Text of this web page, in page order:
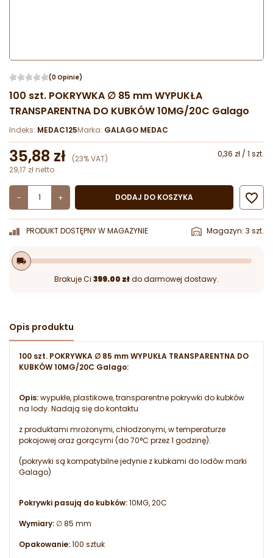
(0 Opinie)
100 szt. POKRYWKA ∅ 85 mm WYPUKŁA
TRANSPARENTNA DO KUBKÓW 10MG/20C Galago
Indeks: MEDAC125Marka: GALAGO MEDAC
35,88 zł (23% VAT)
0,36 zł / 1 szt.
29,17 zł netto
- + DODAJ DO KOSZYKA 
PRODUKT DOSTĘPNY W MAGAZYNIE Magazyn: 3 szt.
local_shipping
Brakuje Ci 399.00 złdo darmowej dostawy.
Opis produktu
100 szt. POKRYWKA ∅ 85 mm WYPUKŁA TRANSPARENTNA DO
KUBKÓW 10MG/20C Galago:
Opis:wypukłe, plastikowe, transparentne pokrywki do kubków
na lody. Nadają się do kontaktu
z produktami mrożonymi, chłodzonymi, w temperaturze
pokojowej oraz gorącymi (do 70°C przez 1 godzinę).
(pokrywki są kompatybilne jedynie z kubkami do lodów marki
Galago)
Pokrywki pasują do kubków:10MG, 20C
Wymiary: ∅ 85 mm
Opakowanie:100 sztuk